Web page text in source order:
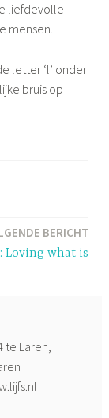
liefdevolle
mensen.
letter ‘l’ onder
bruis op
BERICHT
Loving what is
te Laren,